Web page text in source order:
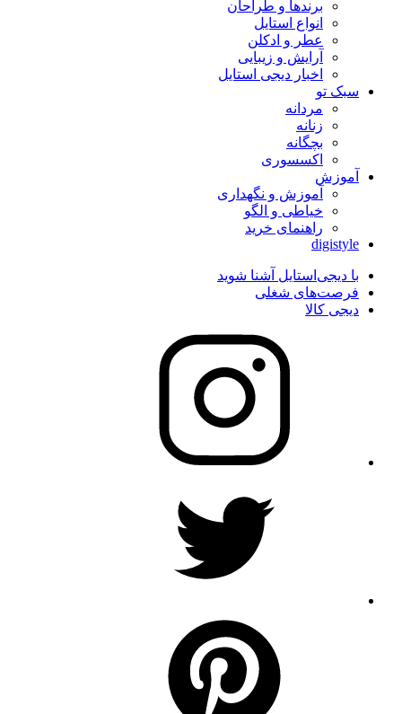
برندها و طراحان
انواع استایل
عطر و ادکلن
آرایش و زیبایی
اخبار دیجی استایل
سبک تو
مردانه
زنانه
بچگانه
اکسسوری
آموزش
آموزش و نگهداری
خیاطی و الگو
راهنمای خرید
digistyle
با دیجی‌استایل آشنا شوید
فرصت‌های شغلی
دیجی کالا